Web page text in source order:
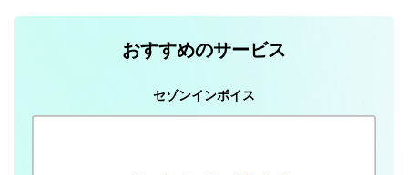
おすすめのサービス
セゾンインボイス